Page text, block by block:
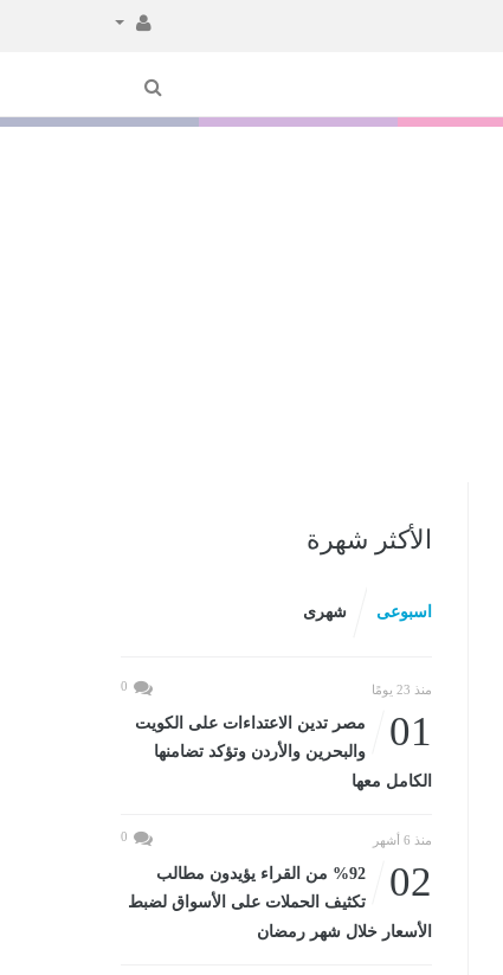
الأكثر شهرة
اسبوعى شهرى
منذ 23 يومًا 0
01
مصر تدين الاعتداءات على الكويت
والبحرين والأردن وتؤكد تضامنها
الكامل معها
منذ 6 أشهر 0
02
%92 من القراء يؤيدون مطالب
تكثيف الحملات على الأسواق لضبط
الأسعار خلال شهر رمضان